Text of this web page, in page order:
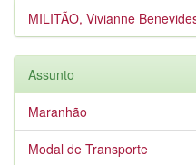
MILITÃO, Vivianne
Assunto
Maranhão
Modal de Transporte